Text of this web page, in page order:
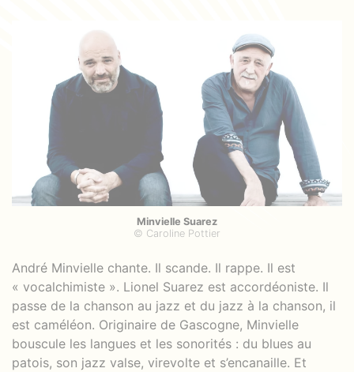
Minvielle Suarez
© Caroline Pottier
André Minvielle chante. Il scande. Il rappe. Il est
« vocalchimiste ». Lionel Suarez est accordéoniste. Il
passe de la chanson au jazz et du jazz à la chanson, il
est caméléon. Originaire de Gascogne, Minvielle
bouscule les langues et les sonorités : du blues au
patois, son jazz valse, virevolte et s’encanaille. Et